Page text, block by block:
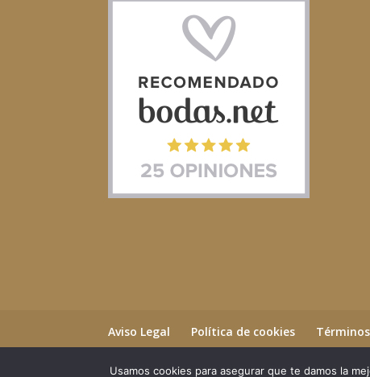
Aviso Legal Política de cookies
Usamos cookies para asegurar que te damos la